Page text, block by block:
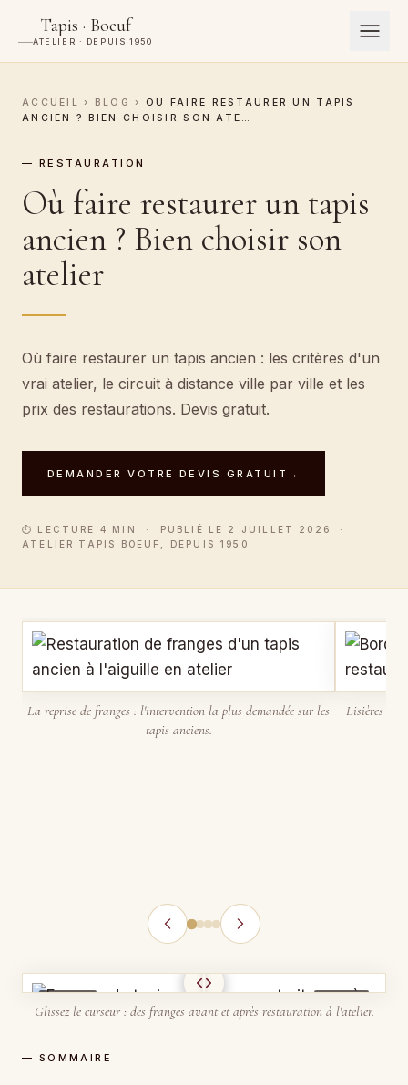
Tapis · Boeuf
ATELIER · DEPUIS 1950
ACCUEIL › BLOG ›
OÙ FAIRE RESTAURER UN TAPIS
ANCIEN ? BIEN CHOISIR SON ATE…
— RESTAURATION
Où faire restaurer un tapis
ancien ? Bien choisir son
atelier
Où faire restaurer un tapis ancien : les critères d'un
vrai atelier, le circuit à distance ville par ville et les
prix des restaurations. Devis gratuit.
DEMANDER VOTRE DEVIS GRATUIT →
⏱ LECTURE 4 MIN · PUBLIÉ LE 2 JUILLET 2026 ·
ATELIER TAPIS BOEUF, DEPUIS 1950
La reprise de franges : l'intervention la plus demandée sur les
tapis anciens.
Lisières
Glissez le curseur : des franges avant et après restauration à l'atelier.
— SOMMAIRE